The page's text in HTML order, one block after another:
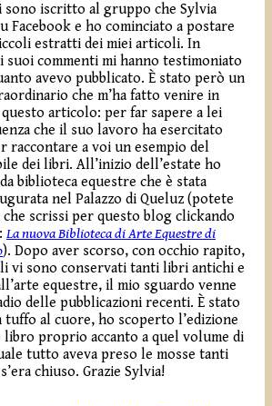
sono iscritto al gruppo che Sylvia
Facebook e ho cominciato a postare
estratti dei miei articoli. In
suoi commenti mi hanno testimoniato
avevo pubblicato. È stato però un
che m’ha fatto venire in
articolo: per far sapere a lei
che il suo lavoro ha esercitato
raccontare a voi un esempio del
dei libri. All’inizio dell’estate ho
biblioteca equestre che è stata
nel Palazzo di Queluz (potete
scrissi per questo blog clickando
La nuova Biblioteca di Arte Equestre di
). Dopo aver scorso, con occhio rapito,
vi sono conservati tanti libri antichi e
equestre, il mio sguardo venne
delle pubblicazioni recenti. È stato
tuffo al cuore, ho scoperto l’edizione
libro proprio accanto a quel volume di
tutto aveva preso le mosse tanti
chiuso. Grazie Sylvia!